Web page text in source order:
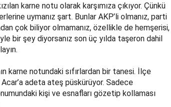
karne notu olarak karşımıza çıkıyor. Çünkü
uymanız şart. Bunlar AKP’li olmanız, parti
çok biliyor olmamanız, özellikle de hemşerisi,
bir şey diyorsanız son üç yılda taşeron dahil
karne notundaki sıfırlardan bir tanesi. İlçe
adeta ateş püskürüyor. Sadece
kişi ve esnafları gözetip kollaması